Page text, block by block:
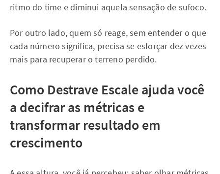
ritmo do time e diminui aquela sensação de sufoco.
Por outro lado, quem só reage, sem entender o que
cada número significa, precisa se esforçar dez vezes
mais para recuperar o terreno perdido.
Como Destrave Escale ajuda você
a decifrar as métricas e
transformar resultado em
crescimento